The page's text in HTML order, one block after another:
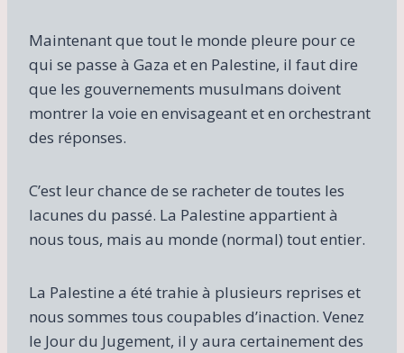
Maintenant que tout le monde pleure pour ce
qui se passe à Gaza et en Palestine, il faut dire
que les gouvernements musulmans doivent
montrer la voie en envisageant et en orchestrant
des réponses.
C’est leur chance de se racheter de toutes les
lacunes du passé. La Palestine appartient à
nous tous, mais au monde (normal) tout entier.
La Palestine a été trahie à plusieurs reprises et
nous sommes tous coupables d’inaction. Venez
le Jour du Jugement, il y aura certainement des